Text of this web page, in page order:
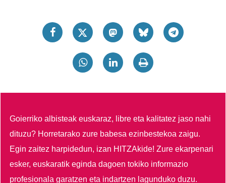
Goierriko albisteak euskaraz, libre eta kalitatez jaso nahi
dituzu? Horretarako zure babesa ezinbestekoa zaigu.
Egin zaitez harpidedun, izan HITZAkide!Zure ekarpenari
esker, euskaratik eginda dagoen tokiko informazio
profesionala garatzen eta indartzen lagunduko duzu.